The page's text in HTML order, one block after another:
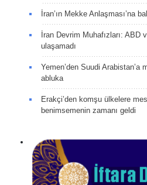
İran’ın Mekke Anlaşması’na
İran Devrim Muhafızları: ABD
ulaşamadı
Yemen’den Suudi Arabistan’a
abluka
Erakçi’den komşu ülkelere
benimsemenin zamanı geldi